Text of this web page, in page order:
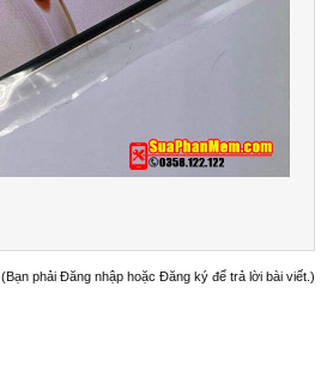
(Bạn phải Đăng nhập hoặc Đăng ký để trả lời bài viết.)